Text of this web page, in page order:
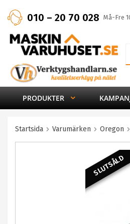
010 – 20 70 028 Må-Fre
13.00)
PRODUKTER
Startsida Varumärken Oregon
SLUTSÅLD